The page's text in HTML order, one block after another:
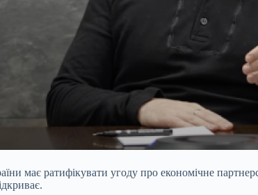
має ратифікувати угоду про економічне